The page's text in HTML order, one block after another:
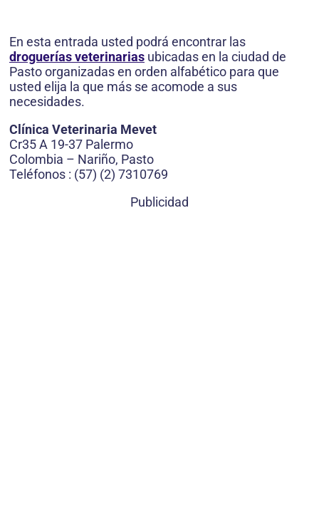
En esta entrada usted podrá encontrar las
droguerías veterinarias ubicadas en la ciudad de
Pasto organizadas en orden alfabético para que
usted elija la que más se acomode a sus
necesidades.
Clínica Veterinaria Mevet
Cr35 A 19-37 Palermo
Colombia – Nariño, Pasto
Teléfonos : (57) (2) 7310769
Publicidad